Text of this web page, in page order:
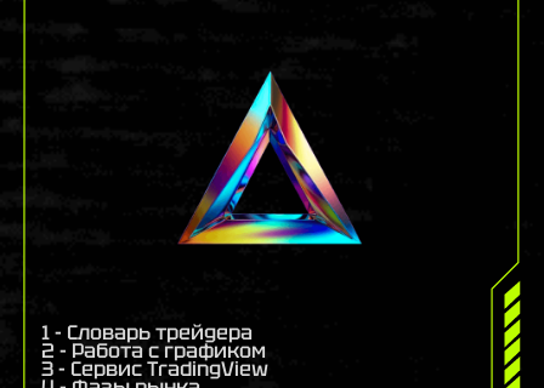
1 - Словарь трейдера
2 - Работа с графиком
3 - Сервис TradingView